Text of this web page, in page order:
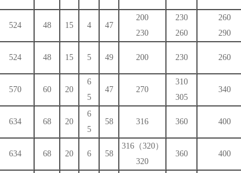
524 48 15 4 47
200
230
230
260
260
290
524 48 15 5 49 200 230 260
570 60 20
6
5
47 270
310
305
340
634 68 20
6
5
58 316 360 400
634 68 20 6 58
316（320）
320
360 400